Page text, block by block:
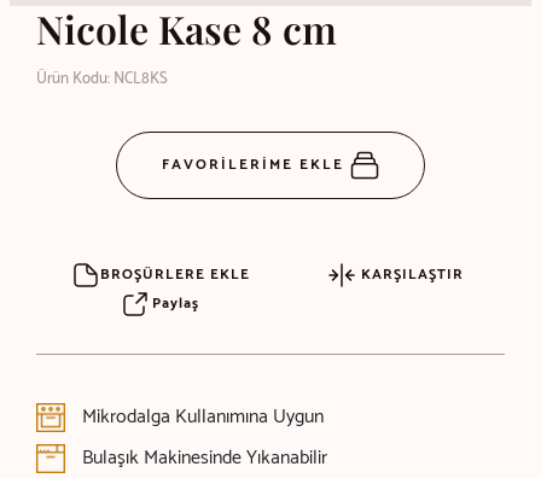
Nicole Kase 8 cm
Ürün Kodu: NCL8KS
FAVORİLERİME EKLE
BROŞÜRLERE EKLE
KARŞILAŞTIR
Paylaş
Mikrodalga Kullanımına Uygun
Bulaşık Makinesinde Yıkanabilir